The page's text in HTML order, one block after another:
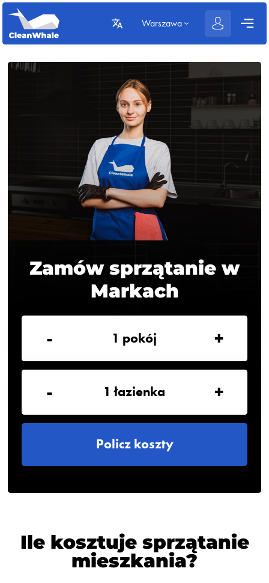
Warszawa
Zamów sprzątanie w
Markach
- 1 pokój +
- 1 łazienka +
Policz koszty
Ile kosztuje sprzątanie
mieszkania?